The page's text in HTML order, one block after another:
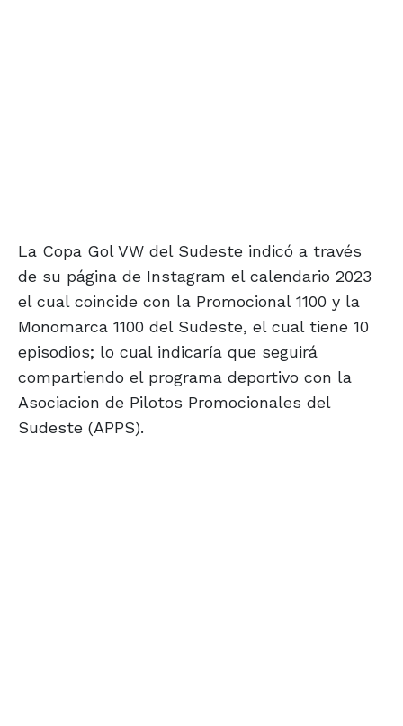
La Copa Gol VW del Sudeste indicó a través
de su página de Instagram el calendario 2023
el cual coincide con la Promocional 1100 y la
Monomarca 1100 del Sudeste, el cual tiene 10
episodios; lo cual indicaría que seguirá
compartiendo el programa deportivo con la
Asociacion de Pilotos Promocionales del
Sudeste (APPS).